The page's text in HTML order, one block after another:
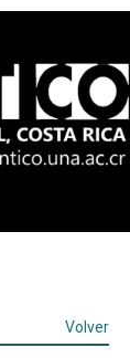
Volver